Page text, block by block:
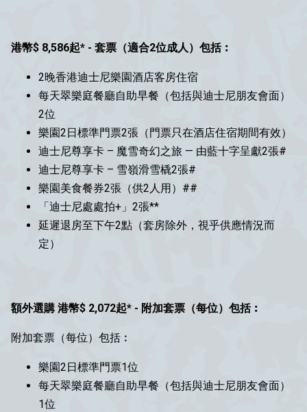
港幣$ 8,586起* - 套票（適合2位成人）包括︰
2晚香港迪士尼樂園酒店客房住宿
每天翠樂庭餐廳自助早餐（包括與迪士尼朋友會面）
2位
樂園2日標準門票2張（門票只在酒店住宿期間有效）
迪士尼尊享卡 – 魔雪奇幻之旅 — 由藍十字呈獻2張#
迪士尼尊享卡 – 雪嶺滑雪橇2張#
樂園美食餐券2張（供2人用）##
「迪士尼處處拍+」2張**
延遲退房至下午2點（套房除外，視乎供應情況而
定）
額外選購 港幣$ 2,072起* - 附加套票（每位）包括︰
附加套票（每位）包括︰
樂園2日標準門票1位
每天翠樂庭餐廳自助早餐（包括與迪士尼朋友會面）
1位